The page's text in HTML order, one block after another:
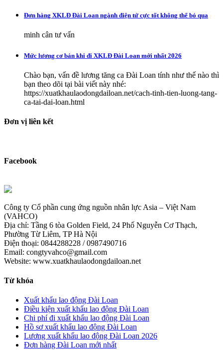
Đơn hàng XKLĐ Đài Loan ngành điện tử cực tốt không thể bỏ qua
minh cân tư vấn
Mức lương cơ bản khi đi XKLĐ Đài Loan mới nhất 2026
Chào bạn, vấn đề lương tăng ca Đài Loan tính như thế nào thì
bạn theo dõi tại bài viết này nhé:
https://xuatkhaulaodongdailoan.net/cach-tinh-tien-luong-tang-
ca-tai-dai-loan.html
Đơn vị liên kết
Facebook
Công ty Cổ phần cung ứng nguồn nhân lực Asia – Việt Nam
(VAHCO)
Địa chỉ: Tầng 6 tòa Golden Field, 24 Phố Nguyễn Cơ Thạch,
Phường Từ Liêm, TP Hà Nội
Điện thoại: 0844288228 / 0987490716
Email: congtyvahco@gmail.com
Website: www.xuatkhaulaodongdailoan.net
Từ khóa
Xuất khẩu lao động Đài Loan
Điều kiện xuất khẩu lao động Đài Loan
Chi phí đi xuất khẩu lao động Đài Loan
Hồ sơ xuất khẩu lao động Đài Loan
Lương xuất khẩu lao động Đài Loan 2026
Đơn hàng Đài Loan mới nhất